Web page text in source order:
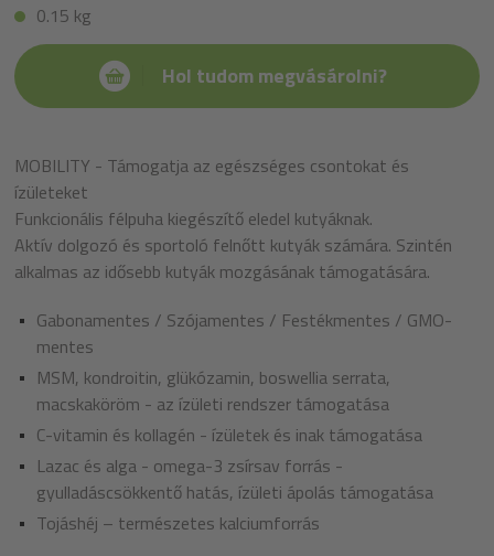
0.15 kg
Hol tudom megvásárolni?
MOBILITY - Támogatja az egészséges csontokat és
ízületeket
Funkcionális félpuha kiegészítő eledel kutyáknak.
Aktív dolgozó és sportoló felnőtt kutyák számára. Szintén
alkalmas az idősebb kutyák mozgásának támogatására.
Gabonamentes / Szójamentes / Festékmentes / GMO-
mentes
MSM, kondroitin, glükózamin, boswellia serrata,
macskaköröm - az ízületi rendszer támogatása
C-vitamin és kollagén - ízületek és inak támogatása
Lazac és alga - omega-3 zsírsav forrás -
gyulladáscsökkentő hatás, ízületi ápolás támogatása
Tojáshéj – természetes kalciumforrás